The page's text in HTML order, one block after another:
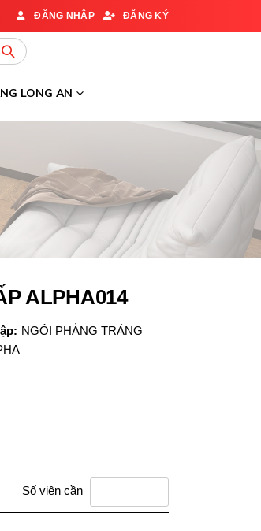
ĐĂNG NHẬP ĐĂNG KÝ
LONG AN
ALPHA014
NGÓI PHẲNG TRÁNG
Số viên cần